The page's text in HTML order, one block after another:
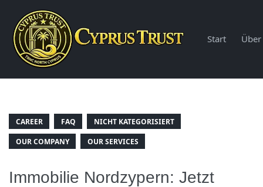
Start
CAREER FAQ
NICHT KATEGORISIERT
OUR COMPANY
OUR SERVICES
Immobilie Nordzypern: Jetzt